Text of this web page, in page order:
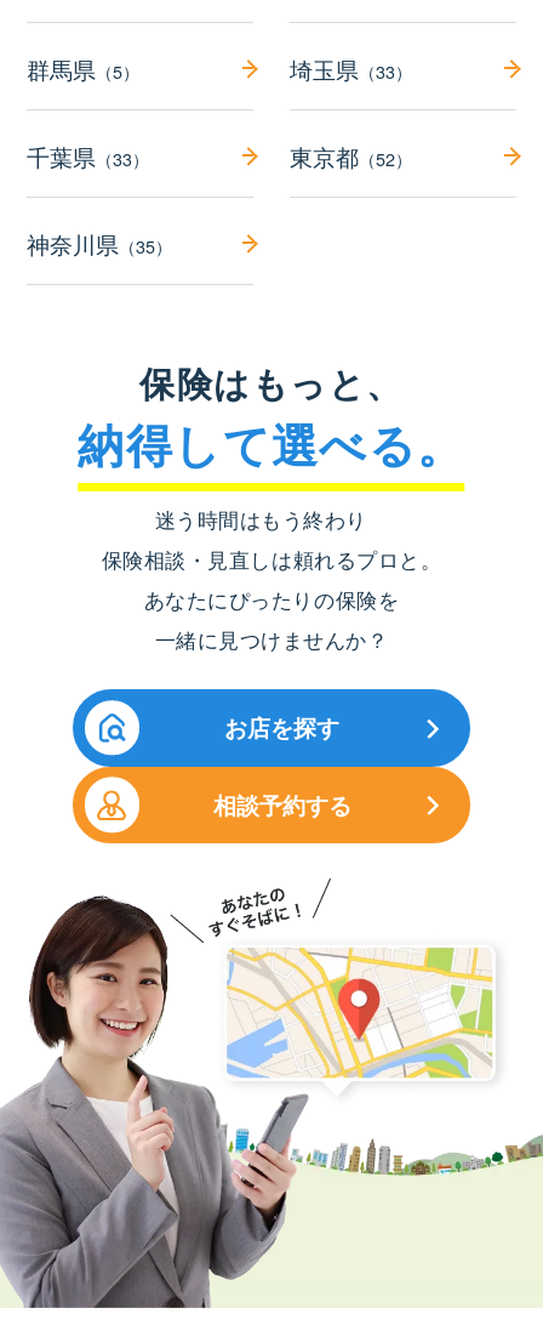
群馬県 （5） 埼玉県（33）
千葉県 （33） 東京都（52）
神奈川県 （35）
保険はもっと、
納得して選べる。
迷う時間はもう終わり
保険相談・見直しは頼れるプロと。
あなたにぴったりの保険を
一緒に見つけませんか？
お店を探す
相談予約する